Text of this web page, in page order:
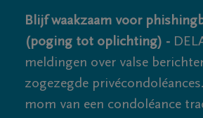
Blijf waakzaam voor
(poging tot oplichting) -
meldingen over valse
zogezegde
mom van een condoléance